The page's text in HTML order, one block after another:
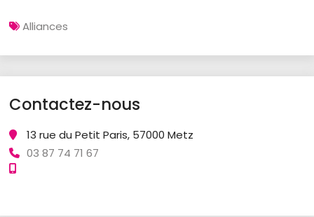
Alliances
Contactez-nous
13 rue du Petit Paris, 57000 Metz
03 87 74 71 67